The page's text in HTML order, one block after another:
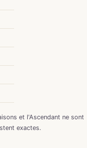
et l'Ascendant ne sont
exactes.